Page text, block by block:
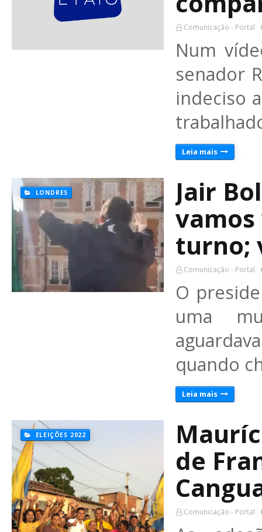
Comunicação - Portal
Num
senador
indeciso
Leia mais
LONDRES
Jair
vamos
turno;
Comunicação - Portal
O
uma
quando
Leia mais
ELEIÇÕES 2022
de
Comunicação - Portal